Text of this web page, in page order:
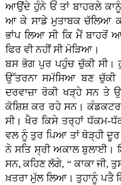
ਆਉਂਦੇ ਹੁੰਨੇ ਓਂ ਤਾਂ ਬਾਹਰਲੇ
ਆ ਕੇ ਸਾਡੇ ਮੁਤਾਬਕ ਚੱਲਿਆ
ਭਾਂਪ ਲਿਆ ਸੀ ਕਿ ਮੈਂ
ਫਿਰ ਵੀ ਨਹੀਂ ਸੀ ਮੋੜਿਆ।
ਬਸ ਭੋਗ ਪੁਰ ਪਹੁੰਚ ਚੁੱਕੀ
ਉੱਤਰਨਾ ਸਮੱਸਿਆ ਬਣ ਚੁੱਕੀ
ਦਰਵਾਜ਼ਾ ਰੋਕੀ ਖੜ੍ਹੇ ਸਨ ਤੇ
ਕੋਸ਼ਿਸ਼ ਕਰ ਰਹੇ ਸਨ। ਕੰਡਕਟਰ
ਸੀ। ਖੈਰ ਕਿਸੇ ਤਰ੍ਹਾਂ ਧੱਕਮ-
ਵਲ ਨੂੰ ਤੁਰ ਪਿਆ ਤਾਂ ਥੋੜ੍ਹੀ
ਨੇ ਸਤਿ ਸ੍ਰੀ ਅਕਾਲ
ਸਨ, ਕਹਿਣ ਲੱਗੇ, “ ਕਾਕਾ ਜੀ,
ਖ਼ਤਰਾ ਮੁੱਲ ਲਿਆ। ਤੁਹਾਨੂੰ ਪਤੈ